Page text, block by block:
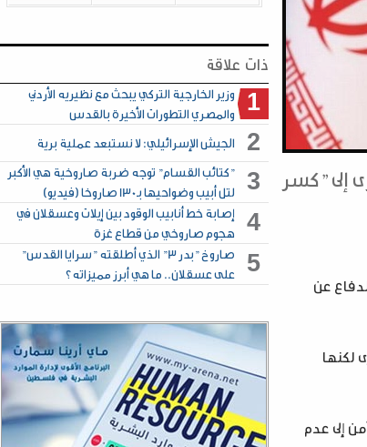
إلى "كسر
عن
لكنها
إلى عدم
ذات علاقة
1
وزير الخارجية التركي يبحث مع نظيريه الأردني
والمصري التطورات الأخيرة بالقدس
2 الجيش الإسرائيلي: لا نستبعد عملية برية
3
"كتائب القسام" توجه ضربة صاروخية هي الأكبر
لتل أبيب وضواحيها بـ130 صاروخا (فيديو)
4
إصابة خط أنابيب الوقود بين إيلات وعسقلان في
هجوم صاروخي من قطاع غزة
5
صاروخ "بدر 3" الذي أطلقته "سرايا القدس"
على عسقلان.. ما هي أبرز مميزاته؟